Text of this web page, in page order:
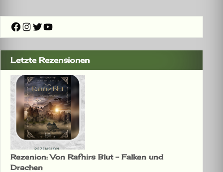
Facebook
Instagram
Twitter
YouTube
Letzte Rezensionen
Rezenion: Von Rafnirs Blut – Falken und
Drachen